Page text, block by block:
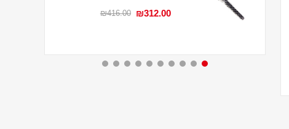
₪312.00
₪416.00